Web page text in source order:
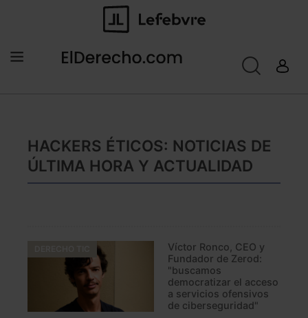
HACKERS ÉTICOS: NOTICIAS DE
ÚLTIMA HORA Y ACTUALIDAD
Víctor Ronco, CEO y
Fundador de Zerod:
"buscamos
democratizar el acceso
a servicios ofensivos
de ciberseguridad"